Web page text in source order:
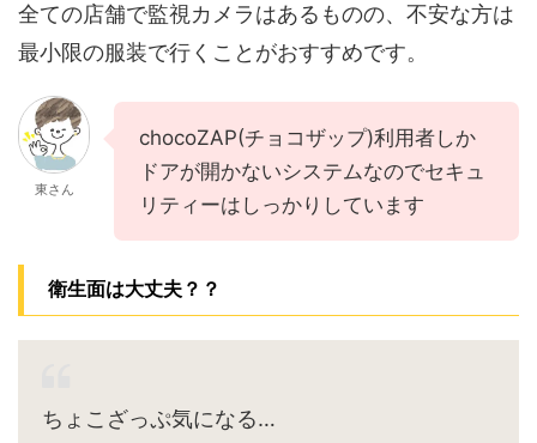
全ての店舗で監視カメラはあるものの、不安な方は
最小限の服装で行くことがおすすめです。
東さん
chocoZAP(チョコザップ)利用者しか
ドアが開かないシステムなのでセキュ
リティーはしっかりしています
衛生面は大丈夫？？
ちょこざっぷ気になる…